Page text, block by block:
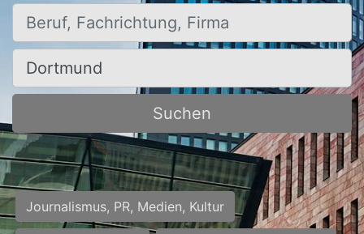
Beruf, Fachrichtung, Firma
Ort, Stadt
Suchen
Journalismus, PR, Medien, Kultur